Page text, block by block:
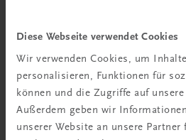
Diese Webseite verwendet Cookies
Wir verwenden Cookies, um
personalisieren, Funktionen für
können und die Zugriffe auf
Außerdem geben wir
unserer Website an unsere